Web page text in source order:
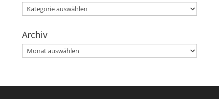
Kategorien
Archiv
Archiv